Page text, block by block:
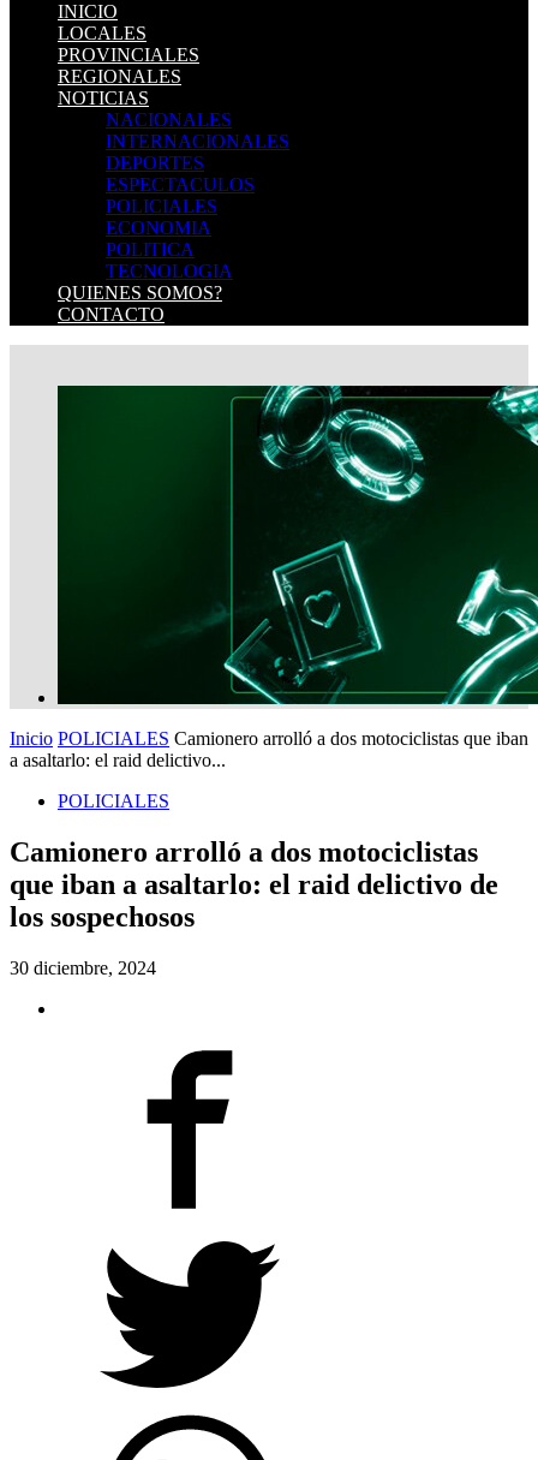
INICIO
LOCALES
PROVINCIALES
REGIONALES
NOTICIAS
NACIONALES
INTERNACIONALES
DEPORTES
ESPECTACULOS
POLICIALES
ECONOMIA
POLITICA
TECNOLOGIA
QUIENES SOMOS?
CONTACTO
Inicio POLICIALES Camionero arrolló a dos motociclistas que iban
a asaltarlo: el raid delictivo...
POLICIALES
Camionero arrolló a dos motociclistas
que iban a asaltarlo: el raid delictivo de
los sospechosos
30 diciembre, 2024